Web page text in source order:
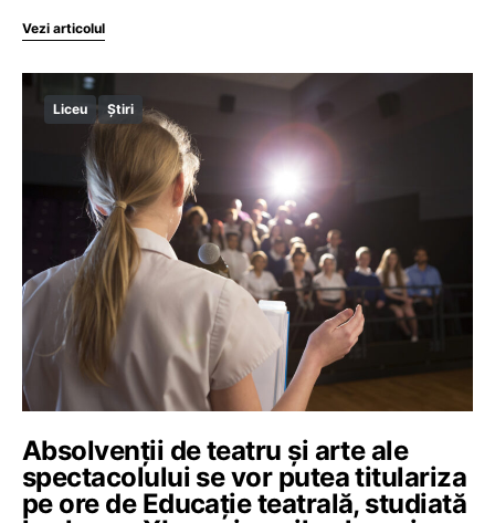
Vezi articolul
Liceu Știri
Absolvenții de teatru și arte ale
spectacolului se vor putea titulariza
pe ore de Educație teatrală, studiată